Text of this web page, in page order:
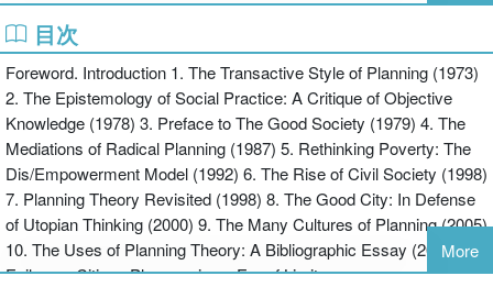
目次
Foreword. Introduction 1. The Transactive Style of Planning (1973)
2. The Epistemology of Social Practice: A Critique of Objective
Knowledge (1978) 3. Preface to The Good Society (1979) 4. The
Mediations of Radical Planning (1987) 5. Rethinking Poverty: The
Dis/Empowerment Model (1992) 6. The Rise of Civil Society (1998)
7. Planning Theory Revisited (1998) 8. The Good City: In Defense
of Utopian Thinking (2000) 9. The Many Cultures of Planning (2005)
10. The Uses of Planning Theory: A Bibliographic Essay (2008)
Epilogue: Citizen Planners in an Era of Limits
More